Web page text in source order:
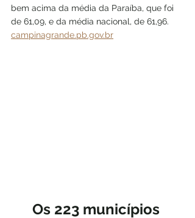
bem acima da média da Paraíba, que foi
de 61,09, e da média nacional, de 61,96.
campinagrande.pb.gov.br
Os 223 municípios